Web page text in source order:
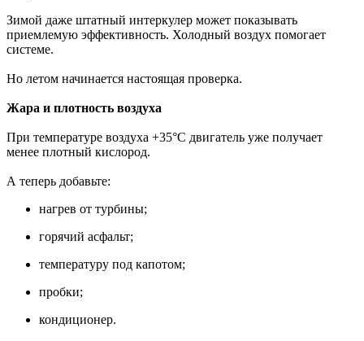
Зимой даже штатный интеркулер может показывать
приемлемую эффективность. Холодный воздух помогает
системе.
Но летом начинается настоящая проверка.
Жара и плотность воздуха
При температуре воздуха +35°C двигатель уже получает
менее плотный кислород.
А теперь добавьте:
нагрев от турбины;
горячий асфальт;
температуру под капотом;
пробки;
кондиционер.